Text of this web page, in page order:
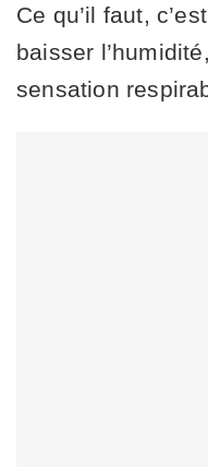
Ce qu’il faut,
baisser
sensation